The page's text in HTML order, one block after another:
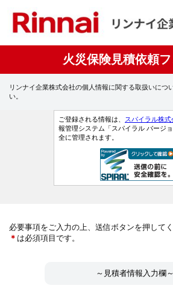
火災保険見積依頼
リンナイ企業株式会社の個人情報に関する取扱いにつ
い。
ご登録される情報は、 スパイラル株式
報管理システム「スパイラル バージ
全に管理されます。
必要事項をご入力の上、送信ボタンを押してく
＊ は必須項目です。
～見積者情報入力欄～